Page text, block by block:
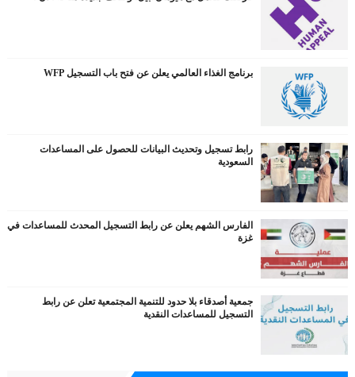
برنامج الغذاء العالمي يعلن عن فتح باب التسجيل WFP
رابط تسجيل وتحديث البيانات للحصول على المساعدات
السعودية
الفارس الشهم يعلن عن رابط التسجيل المحدث للمساعدات في
غزة
جمعية أصدقاء بلا حدود للتنمية المجتمعية تعلن عن رابط
التسجيل للمساعدات النقدية